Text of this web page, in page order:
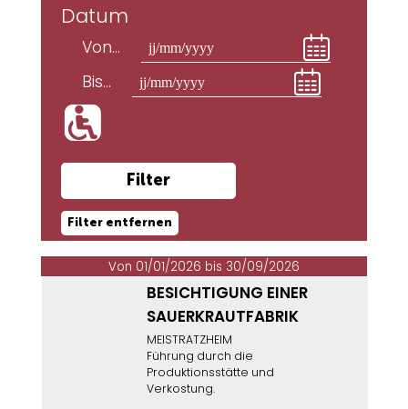
Datum
Von...
Bis...
'
Filter entfernen
Von 01/01/2026 bis 30/09/2026
BESICHTIGUNG EINER
SAUERKRAUTFABRIK
MEISTRATZHEIM
Führung durch die
Produktionsstätte und
Verkostung.